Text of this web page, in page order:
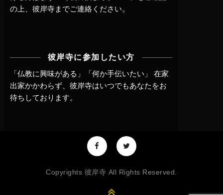
の上、 彼岸寺までご連絡 ください。
彼岸寺に参加したい方
「仏教に興味がある」「何か手伝いたい」 在家
出家かかわらず、 彼岸寺はいつでもあなたをお
待ちしております。
Copyrights 彼岸寺 All Rights Reserved.